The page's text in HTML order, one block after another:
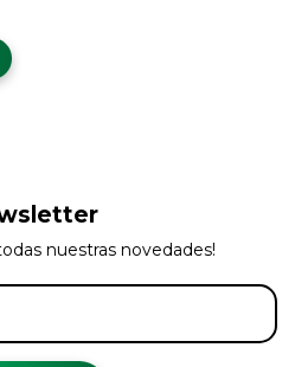
nuestras novedades!